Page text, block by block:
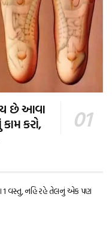
છે આવા
કરો,
1 વસ્તુ, નહિ રહે તેલનું એક પણ